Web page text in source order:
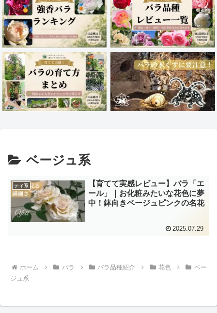
ベージュ系
ティ系
【育てて実感レビュー】バラ「エ
ール」｜お化粧みたいな花色に夢
中！鉢向きベージュピンクの名花
2025.07.29
ホーム バラ バラ品種紹介 花色
ベー
ジュ系